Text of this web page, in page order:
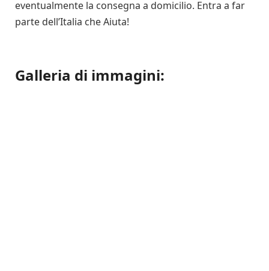
eventualmente la consegna a domicilio. Entra a far
parte dell’Italia che Aiuta!
Galleria di immagini: